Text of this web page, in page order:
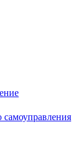
самоуправления